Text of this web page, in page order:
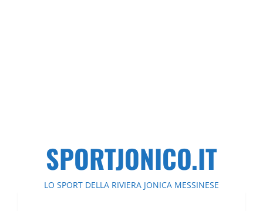
SPORTJONICO.IT
LO SPORT DELLA RIVIERA JONICA MESSINESE